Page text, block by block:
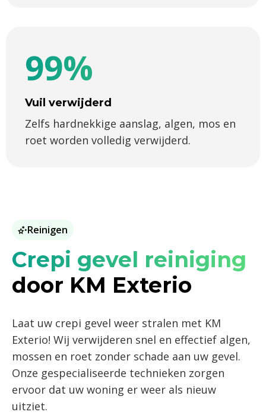
99%
Vuil verwijderd
Zelfs hardnekkige aanslag, algen, mos en
roet worden volledig verwijderd.
Reinigen
Crepi gevel reiniging
door KM Exterio
Laat uw crepi gevel weer stralen met KM
Exterio! Wij verwijderen snel en effectief algen,
mossen en roet zonder schade aan uw gevel.
Onze gespecialiseerde technieken zorgen
ervoor dat uw woning er weer als nieuw
uitziet.